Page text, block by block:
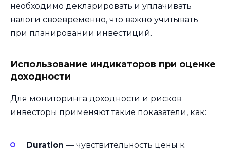
необходимо декларировать и уплачивать
налоги своевременно, что важно учитывать
при планировании инвестиций.
Использование индикаторов при оценке
доходности
Для мониторинга доходности и рисков
инвесторы применяют такие показатели, как:
Duration — чувствительность цены к